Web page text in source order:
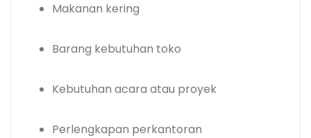
Makanan kering
Barang kebutuhan toko
Kebutuhan acara atau proyek
Perlengkapan perkantoran